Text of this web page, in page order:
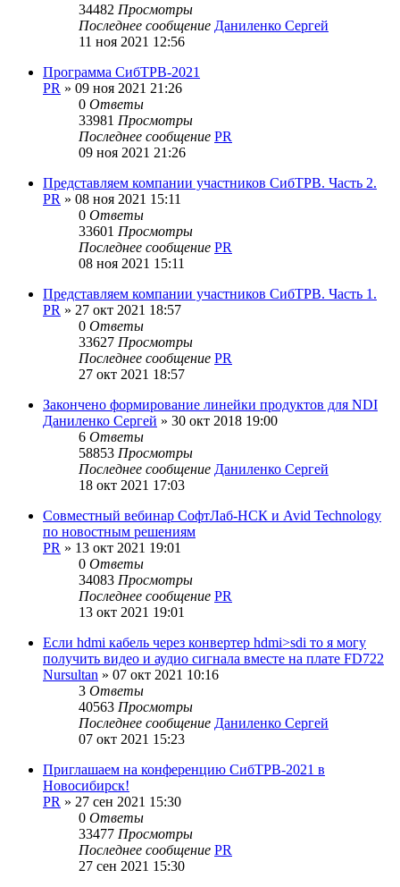
34482 Просмотры
Последнее сообщение Даниленко Сергей
11 ноя 2021 12:56
Программа СибТРВ-2021
PR » 09 ноя 2021 21:26
0 Ответы
33981 Просмотры
Последнее сообщение PR
09 ноя 2021 21:26
Представляем компании участников СибТРВ. Часть 2.
PR » 08 ноя 2021 15:11
0 Ответы
33601 Просмотры
Последнее сообщение PR
08 ноя 2021 15:11
Представляем компании участников СибТРВ. Часть 1.
PR » 27 окт 2021 18:57
0 Ответы
33627 Просмотры
Последнее сообщение PR
27 окт 2021 18:57
Закончено формирование линейки продуктов для NDI
Даниленко Сергей » 30 окт 2018 19:00
6 Ответы
58853 Просмотры
Последнее сообщение Даниленко Сергей
18 окт 2021 17:03
Совместный вебинар СофтЛаб-НСК и Avid Technology
по новостным решениям
PR » 13 окт 2021 19:01
0 Ответы
34083 Просмотры
Последнее сообщение PR
13 окт 2021 19:01
Если hdmi кабель через конвертер hdmi>sdi то я могу
получить видео и аудио сигнала вместе на плате FD722
Nursultan » 07 окт 2021 10:16
3 Ответы
40563 Просмотры
Последнее сообщение Даниленко Сергей
07 окт 2021 15:23
Приглашаем на конференцию СибТРВ-2021 в
Новосибирск!
PR » 27 сен 2021 15:30
0 Ответы
33477 Просмотры
Последнее сообщение PR
27 сен 2021 15:30